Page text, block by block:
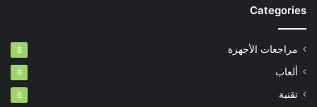
Categories
مراجعات الأجهزة 8
ألعاب 6
تقنية 6